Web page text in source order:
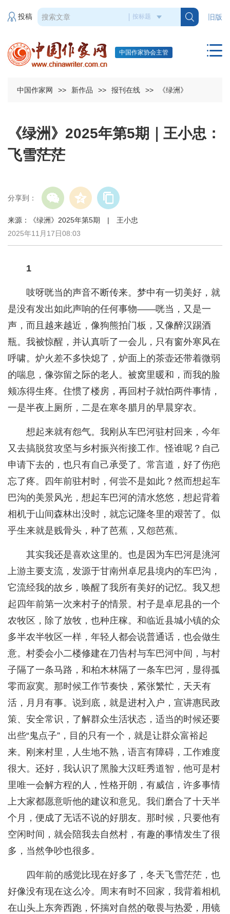
旧版
投稿
中国作家协会主管
中国作家网 >> 新作品 >> 报刊在线 >> 《绿洲》
《绿洲》2025年第5期｜王小忠：
飞雪茫茫
分享到：
来源：《绿洲》2025年第5期 | 王小忠
2025年11月17日08:03
1
吱呀咣当的声音不断传来。梦中有一切美好，就
是没有发出如此声响的任何事物——咣当，又是一
声，而且越来越近，像狗熊拍门板，又像醉汉踢酒
瓶。我被惊醒，并认真听了一会儿，只有窗外寒风在
呼啸。炉火差不多快熄了，炉面上的茶壶还带着微弱
的喘息，像弥留之际的老人。被窝里暖和，而我的脸
颊冻得生疼。住惯了楼房，再回村子就怕两件事情，
一是半夜上厕所，二是在寒冬腊月的早晨穿衣。
想起来就有怨气。我刚从车巴河驻村回来，今年
又去搞脱贫攻坚与乡村振兴衔接工作。怪谁呢？自己
申请下去的，也只有自己承受了。常言道，好了伤疤
忘了疼。四年前驻村时，何尝不是如此？然而想起车
巴沟的美景风光，想起车巴河的清水悠悠，想起背着
相机于山间森林出没时，就忘记隆冬里的艰苦了。似
乎生来就是贱骨头，种了芭蕉，又怨芭蕉。
其实我还是喜欢这里的。也是因为车巴河是洮河
上游主要支流，发源于甘南州卓尼县境内的车巴沟，
它流经我的故乡，唤醒了我所有美好的记忆。我又想
起四年前第一次来村子的情景。村子是卓尼县的一个
农牧区，除了放牧，也种庄稼。和临近县城小镇的众
多半农半牧区一样，年轻人都会说普通话，也会做生
意。村委会小二楼修建在刀告村与车巴河中间，与村
子隔了一条马路，和柏木林隔了一条车巴河，显得孤
零而寂寞。那时候工作节奏快，紧张繁忙，天天有
活，月月有事。说到底，就是进村入户，宣讲惠民政
策、安全常识，了解群众生活状态，适当的时候还要
出些“鬼点子”，目的只有一个，就是让群众富裕起
来。刚来村里，人生地不熟，语言有障碍，工作难度
很大。还好，我认识了黑脸大汉旺秀道智，他可是村
里唯一会解方程的人，性格开朗，有威信，许多事情
上大家都愿意听他的建议和意见。我们磨合了十天半
个月，便成了无话不说的好朋友。那时候，只要他有
空闲时间，就会陪我去自然村，有趣的事情发生了很
多，当然争吵也很多。
四年前的感觉比现在好多了，冬天飞雪茫茫，也
好像没有现在这么冷。周末有时不回家，我背着相机
在山头上东奔西跑，怀揣对自然的敬畏与热爱，用镜